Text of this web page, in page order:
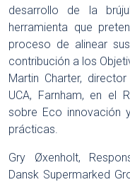
desarrollo de la
herramienta que
proceso de alinear
contribución a los
Martin Charter,
UCA, Farnham, en el
sobre Eco innovación
prácticas.
Gry Øxenholt,
Dansk Supermarked